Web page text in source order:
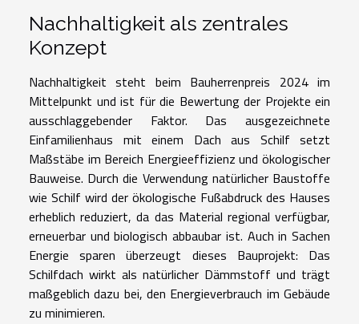
Nachhaltigkeit als zentrales
Konzept
Nachhaltigkeit steht beim Bauherrenpreis 2024 im
Mittelpunkt und ist für die Bewertung der Projekte ein
ausschlaggebender Faktor. Das ausgezeichnete
Einfamilienhaus mit einem Dach aus Schilf setzt
Maßstäbe im Bereich Energieeffizienz und ökologischer
Bauweise. Durch die Verwendung natürlicher Baustoffe
wie Schilf wird der ökologische Fußabdruck des Hauses
erheblich reduziert, da das Material regional verfügbar,
erneuerbar und biologisch abbaubar ist. Auch in Sachen
Energie sparen überzeugt dieses Bauprojekt: Das
Schilfdach wirkt als natürlicher Dämmstoff und trägt
maßgeblich dazu bei, den Energieverbrauch im Gebäude
zu minimieren.